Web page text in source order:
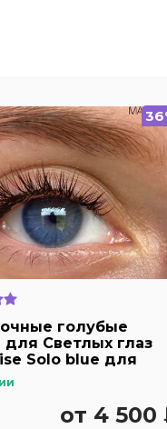
голубые
для Светлых глаз
Solo blue для
от 4 500